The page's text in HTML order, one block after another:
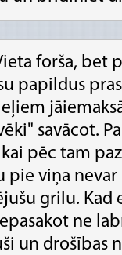
forša, bet
papildus
savācot.
pēc tam
pie viņa
grilu. Kad
ne
un drošības